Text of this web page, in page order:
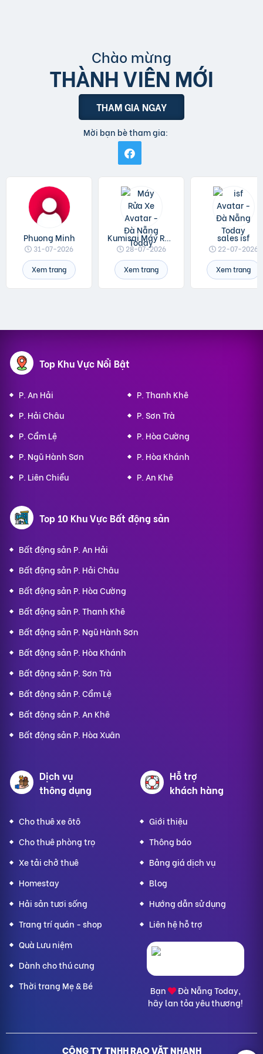
Chào mừng
THÀNH VIÊN MỚI
THAM GIA NGAY
Mời bạn bè tham gia:
Phuong Minh
31-07-2026
Xem trang
Kumisai Máy Rửa Xe
28-07-2026
Xem trang
sales isf
22-07-2026
Xem trang
Top Khu Vực Nổi Bật
P. An Hải
P. Thanh Khê
P. Hải Châu
P. Sơn Trà
P. Cẩm Lệ
P. Hòa Cường
P. Ngũ Hành Sơn
P. Hòa Khánh
P. Liên Chiểu
P. An Khê
Top 10 Khu Vực Bất động sản
Bất động sản P. An Hải
Bất động sản P. Hải Châu
Bất động sản P. Hòa Cường
Bất động sản P. Thanh Khê
Bất động sản P. Ngũ Hành Sơn
Bất động sản P. Hòa Khánh
Bất động sản P. Sơn Trà
Bất động sản P. Cẩm Lệ
Bất động sản P. An Khê
Bất động sản P. Hòa Xuân
Dịch vụ
thông dụng
Cho thuê xe ôtô
Cho thuê phòng trọ
Xe tải chở thuê
Homestay
Hải sản tươi sống
Trang trí quán - shop
Quà Lưu niệm
Dành cho thú cưng
Thời trang Mẹ & Bé
Hỗ trợ
khách hàng
Giới thiệu
Thông báo
Bảng giá dịch vụ
Blog
Hướng dẫn sử dụng
Liên hệ hỗ trợ
Bạn
Đà Nẵng Today,
hãy lan tỏa yêu thương!
CÔNG TY TNHH RAO VẶT NHANH